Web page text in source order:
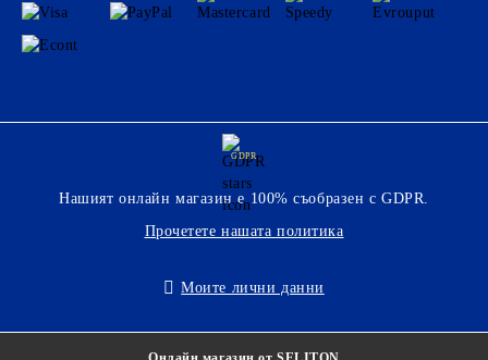
GDPR
Нашият онлайн магазин е 100% съобразен с GDPR.
Прочетете нашата политика
Моите лични данни